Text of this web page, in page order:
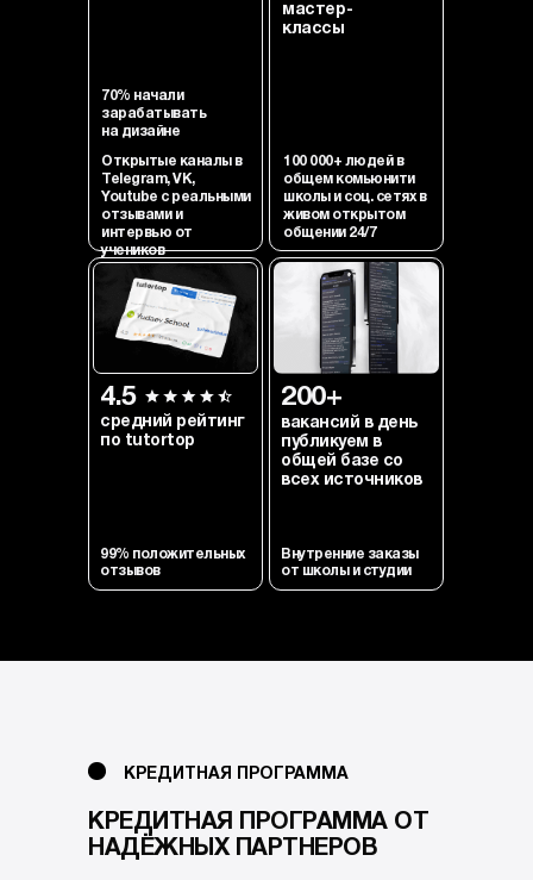
70% начали
зарабатывать
на дизайне
Открытые каналы в
Telegram, VK,
Youtube с реальными
отзывами и
интервью от
учеников
мастер-
классы
100 000+ людей в
общем комьюнити
школы и соц. сетях в
живом открытом
общении 24/7
4.5
средний рейтинг
по tutortop
99% положительных
отзывов
200+
вакансий в день
публикуем в
общей базе со
всех источников
Внутренние заказы
от школы и студии
КРЕДИТНАЯ ПРОГРАММА
КРЕДИТНАЯ ПРОГРАММА ОТ
НАДЁЖНЫХ ПАРТНЕРОВ